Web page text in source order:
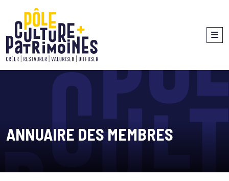
ANNUAIRE DES MEMBRES